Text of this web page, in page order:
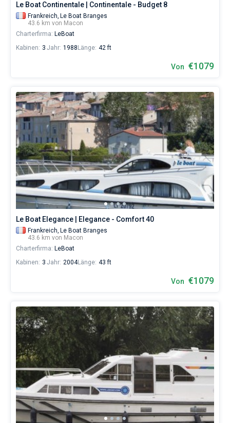
Le Boat Continentale | Continentale - Budget 8
Frankreich, Le Boat Branges
43.6 km von Macon
Charterfirma: LeBoat
Kabinen: 3 Jahr: 1988 Länge: 42 ft
Von €1079
Le Boat Elegance | Elegance - Comfort 40
Frankreich, Le Boat Branges
43.6 km von Macon
Charterfirma: LeBoat
Kabinen: 3 Jahr: 2004Länge: 43 ft
Von €1079